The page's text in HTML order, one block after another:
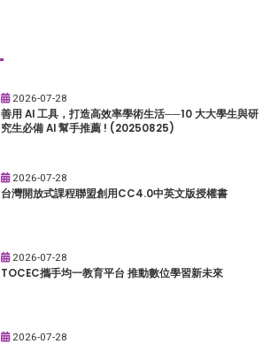
2026-07-28
善用 AI 工具，打造高效率學術生活──10 大大學生與研
究生必備 AI 幫手推薦 ! (20250825)
2026-07-28
台灣開放式課程聯盟創用CC4.0中英文版授權書
2026-07-28
TOCEC攜手均一教育平台 推動數位學習新未來
2026-07-28